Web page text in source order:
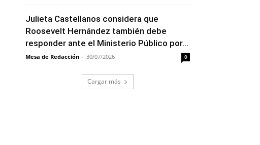
Julieta Castellanos considera que
Roosevelt Hernández también debe
responder ante el Ministerio Público por...
Mesa de Redacción - 30/07/2026 0
Cargar más